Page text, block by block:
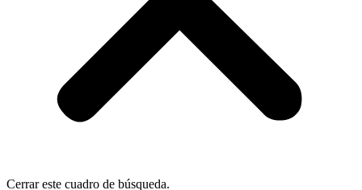
Cerrar este cuadro de búsqueda.